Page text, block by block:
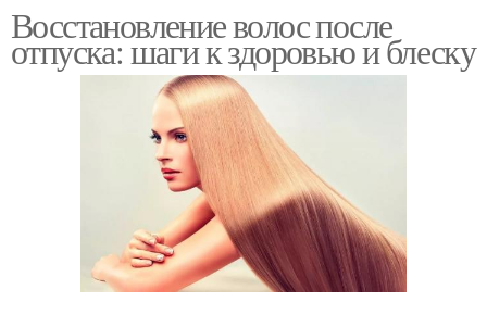
Восстановление волос после
отпуска: шаги к здоровью и блеску